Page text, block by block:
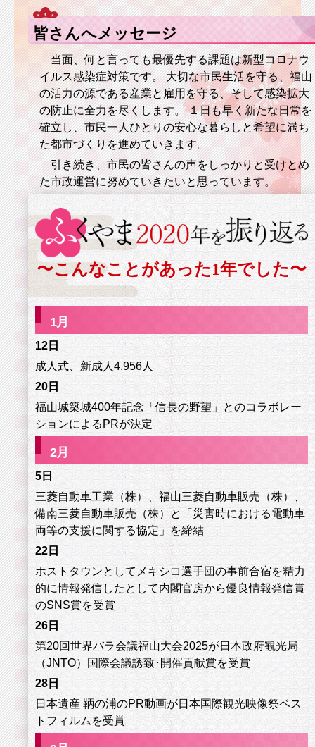
皆さんへメッセージ
当面、何と言っても最優先する課題は新型コロナウ
イルス感染症対策です。 大切な市民生活を守る、福山
の活力の源である産業と雇用を守る、そして感染拡大
の防止に全力を尽くします。 １日も早く新たな日常を
確立し、市民一人ひとりの安心な暮らしと希望に満ち
た都市づくりを進めていきます。
引き続き、市民の皆さんの声をしっかりと受けとめ
た市政運営に努めていきたいと思っています。
〜こんなことがあった1年でした〜
1月
12日
成人式、新成人4,956人
20日
福山城築城400年記念「信長の野望」とのコラボレー
ションによるPRが決定
2月
5日
三菱自動車工業（株）、福山三菱自動車販売（株）、
備南三菱自動車販売（株）と「災害時における電動車
両等の支援に関する協定」を締結
22日
ホストタウンとしてメキシコ選手団の事前合宿を精力
的に情報発信したとして内閣官房から優良情報発信賞
のSNS賞を受賞
26日
第20回世界バラ会議福山大会2025が日本政府観光局
（JNTO）国際会議誘致･開催貢献賞を受賞
28日
日本遺産 鞆の浦のPR動画が日本国際観光映像祭ベス
トフィルムを受賞